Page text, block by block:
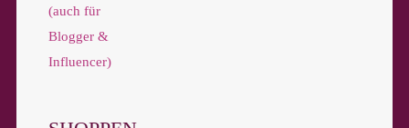
(auch für
Blogger &
Influencer)